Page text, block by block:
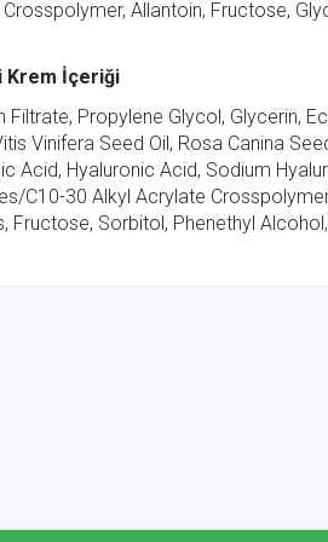
Allantoin, Fructose,
Krem İçeriği
Filtrate, Propylene Glycol, Glycerin,
Vinifera Seed Oil, Rosa Canina
Acid, Hyaluronic Acid, Sodium
C10-30 Alkyl Acrylate
Fructose, Sorbitol, Phenethyl